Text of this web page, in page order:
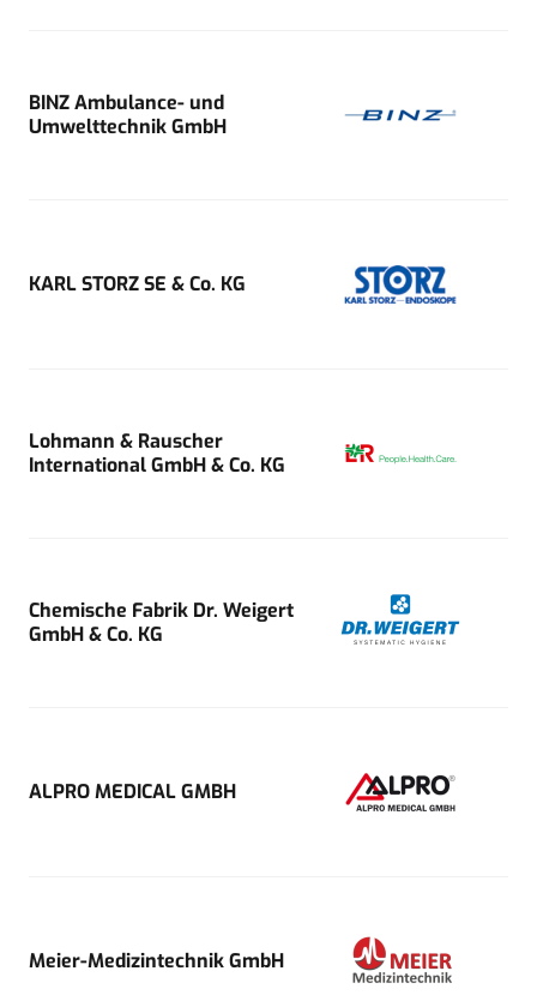
BINZ Ambulance- und
Umwelttechnik GmbH
KARL STORZ SE & Co. KG
Lohmann & Rauscher
International GmbH & Co. KG
Chemische Fabrik Dr. Weigert
GmbH & Co. KG
ALPRO MEDICAL GMBH
Meier-Medizintechnik GmbH